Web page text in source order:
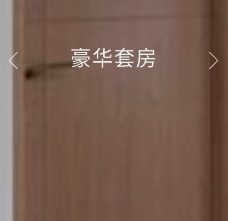
豪华套房
豪华套房